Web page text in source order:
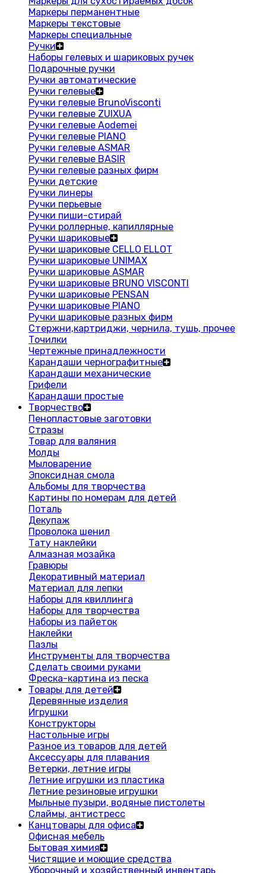
Маркеры перманентные
Маркеры текстовые
Маркеры специальные
Ручки
Наборы гелевых и шариковых ручек
Подарочные ручки
Ручки автоматические
Ручки гелевые
Ручки гелевые BrunoVisconti
Ручки гелевые ZUIXUA
Ручки гелевые Aodemei
Ручки гелевые PIANO
Ручки гелевые ASMAR
Ручки гелевые BASIR
Ручки гелевые разных фирм
Ручки детские
Ручки линеры
Ручки перьевые
Ручки пиши-стирай
Ручки роллерные, капиллярные
Ручки шариковые
Ручки шариковые CELLO ELLOT
Ручки шариковые UNIMAX
Ручки шариковые ASMAR
Ручки шариковые BRUNO VISCONTI
Ручки шариковые PENSAN
Ручки шариковые PIANO
Ручки шариковые разных фирм
Стержни,картриджи, чернила, тушь, прочее
Точилки
Чертежные принадлежности
Карандаши чернографитные
Карандаши механические
Грифели
Карандаши простые
Творчество
Пенопластовые заготовки
Стразы
Товар для валяния
Молды
Мыловарение
Эпоксидная смола
Альбомы для творчества
Картины по номерам для детей
Поталь
Декупаж
Проволока шенил
Тату наклейки
Алмазная мозайка
Гравюры
Декоративный материал
Материал для лепки
Наборы для квиллинга
Наборы для творчества
Наборы из пайеток
Наклейки
Пазлы
Инструменты для творчества
Сделать своими руками
Фреска-картина из песка
Товары для детей
Деревянные изделия
Игрушки
Конструкторы
Настольные игры
Разное из товаров для детей
Аксессуары для плавания
Ветерки, летние игры
Летние игрушки из пластика
Летние резиновые игрушки
Мыльные пузыри, водяные пистолеты
Слаймы, антистресс
Канцтовары для офиса
Офисная мебель
Бытовая химия
Чистящие и моющие средства
Уборочный и хозяйственный инвентарь